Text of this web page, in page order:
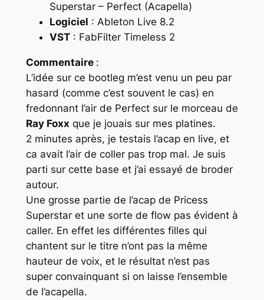
Superstar – Perfect (Acapella)
Logiciel : Ableton Live 8.2
VST: FabFilter Timeless 2
Commentaire :
L’idée sur ce bootleg m’est venu un peu par
hasard (comme c’est souvent le cas) en
fredonnant l’air de Perfect sur le morceau de
Ray Foxx que je jouais sur mes platines.
2 minutes après, je testais l’acap en live, et
ca avait l’air de coller pas trop mal. Je suis
parti sur cette base et j’ai essayé de broder
autour.
Une grosse partie de l’acap de Pricess
Superstar et une sorte de flow pas évident à
caller. En effet les différentes filles qui
chantent sur le titre n’ont pas la même
hauteur de voix, et le résultat n’est pas
super convainquant si on laisse l’ensemble
de l’acapella.